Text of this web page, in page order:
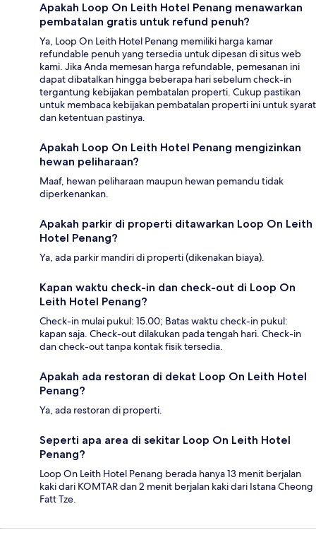
Apakah Loop On Leith Hotel Penang menawarkan
pembatalan gratis untuk refund penuh?
Ya, Loop On Leith Hotel Penang memiliki harga kamar
refundable penuh yang tersedia untuk dipesan di situs web
kami. Jika Anda memesan harga refundable, pemesanan ini
dapat dibatalkan hingga beberapa hari sebelum check-in
tergantung kebijakan pembatalan properti. Cukup pastikan
untuk membaca kebijakan pembatalan properti ini untuk syarat
dan ketentuan pastinya.
Apakah Loop On Leith Hotel Penang mengizinkan
hewan peliharaan?
Maaf, hewan peliharaan maupun hewan pemandu tidak
diperkenankan.
Apakah parkir di properti ditawarkan Loop On Leith
Hotel Penang?
Ya, ada parkir mandiri di properti (dikenakan biaya).
Kapan waktu check-in dan check-out di Loop On
Leith Hotel Penang?
Check-in mulai pukul: 15.00; Batas waktu check-in pukul:
kapan saja. Check-out dilakukan pada tengah hari. Check-in
dan check-out tanpa kontak fisik tersedia.
Apakah ada restoran di dekat Loop On Leith Hotel
Penang?
Ya, ada restoran di properti.
Seperti apa area di sekitar Loop On Leith Hotel
Penang?
Loop On Leith Hotel Penang berada hanya 13 menit berjalan
kaki dari KOMTAR dan 2 menit berjalan kaki dari Istana Cheong
Fatt Tze.